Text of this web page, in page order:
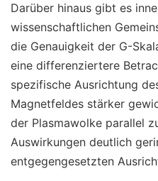
Darüber hinaus gibt es
wissenschaftlichen
die Genauigkeit der G-
eine differenziertere
spezifische Ausrichtung
Magnetfeldes stärker
der Plasmawolke parallel
Auswirkungen deutlich
entgegengesetzten